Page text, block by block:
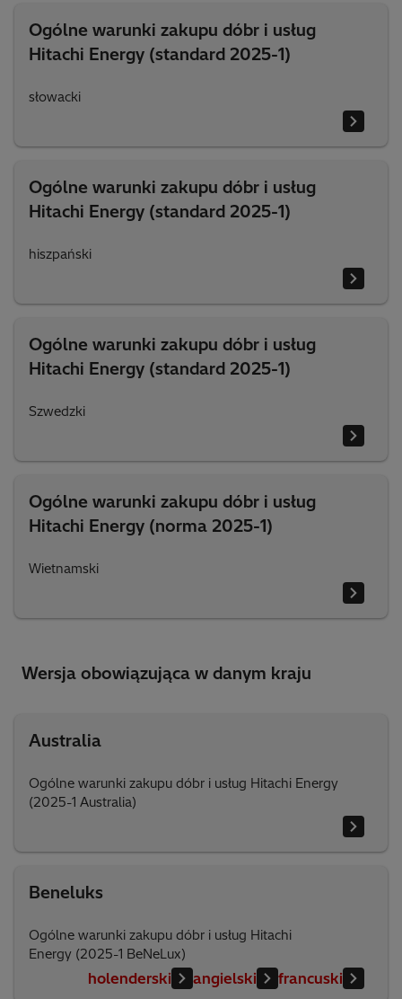
Ogólne warunki zakupu dóbr i usług
Hitachi Energy (standard 2025-1)
słowacki
Ogólne warunki zakupu dóbr i usług
Hitachi Energy (standard 2025-1)
hiszpański
Ogólne warunki zakupu dóbr i usług
Hitachi Energy (standard 2025-1)
Szwedzki
Ogólne warunki zakupu dóbr i usług
Hitachi Energy (norma 2025-1)
Wietnamski
Wersja obowiązująca w danym kraju
Australia
Ogólne warunki zakupu dóbr i usług Hitachi Energy
(2025-1 Australia)
Beneluks
Ogólne warunki zakupu dóbr i usług Hitachi
Energy (2025-1 BeNeLux)
holenderski angielski francuski